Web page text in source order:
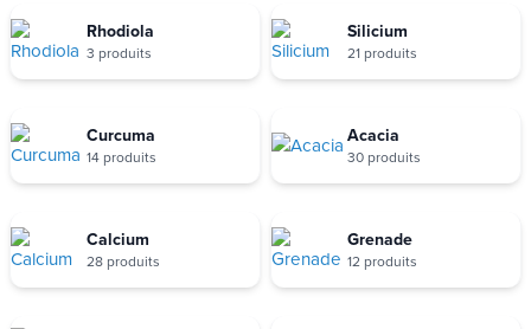
Rhodiola
3 produits
Silicium
21 produits
Curcuma
14 produits
Acacia
30 produits
Calcium
28 produits
Grenade
12 produits